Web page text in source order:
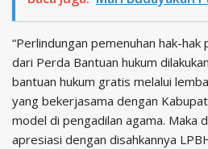
“Perlindungan pemenuhan hak-
dari Perda Bantuan hukum
bantuan hukum gratis melalui
yang bekerjasama dengan
model di pengadilan agama. Maka
apresiasi dengan disahkannya